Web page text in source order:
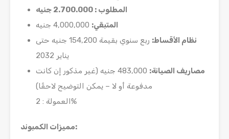
المطلوب : 2.700.000 جنيه
المتبقي:
نظام الأقساط:
ربع سنوي بقيمة 154,200 جنيه حتى
يناير 2032
مصاريف الصيانة:
483,000 جنيه (غير مذكور إن كانت
مدفوعة أو لا – يمكن التوضيح لاحقًا)
العمولة : 2%
مميزات الكمبوند: